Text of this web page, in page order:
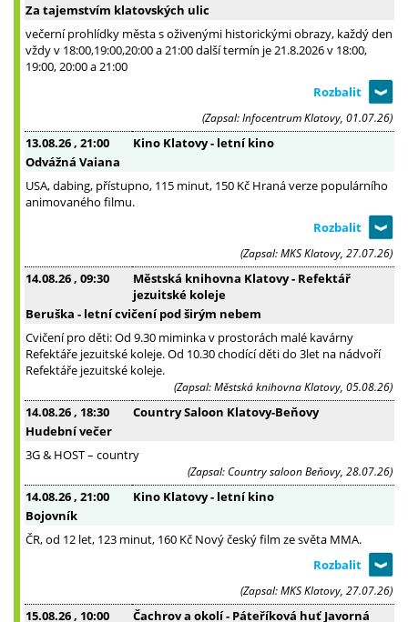
Za tajemstvím klatovských ulic
večerní prohlídky města s oživenými historickými obrazy, každý den
vždy v 18:00,19:00,20:00 a 21:00 další termín je 21.8.2026 v 18:00,
19:00, 20:00 a 21:00
(Zapsal: Infocentrum Klatovy, 01.07.26)
13.08.26 , 21:00
Kino Klatovy - letní kino
Odvážná Vaiana
USA, dabing, přístupno, 115 minut, 150 Kč Hraná verze populárního
animovaného filmu.
(Zapsal: MKS Klatovy, 27.07.26)
14.08.26 , 09:30
Městská knihovna Klatovy - Refektář
jezuitské koleje
Beruška - letní cvičení pod širým nebem
Cvičení pro děti: Od 9.30 miminka v prostorách malé kavárny
Refektáře jezuitské koleje. Od 10.30 chodící děti do 3let na nádvoří
Refektáře jezuitské koleje.
(Zapsal: Městská knihovna Klatovy, 05.08.26)
14.08.26 , 18:30
Country Saloon Klatovy-Beňovy
Hudební večer
3G & HOST – country
(Zapsal: Country saloon Beňovy, 28.07.26)
14.08.26 , 21:00
Kino Klatovy - letní kino
Bojovník
ČR, od 12 let, 123 minut, 160 Kč Nový český film ze světa MMA.
(Zapsal: MKS Klatovy, 27.07.26)
15.08.26 , 10:00 Čachrov a okolí - Páteříková huť Javorná